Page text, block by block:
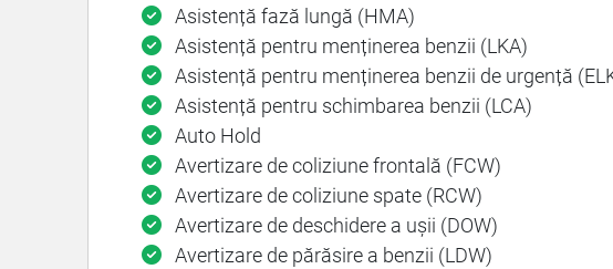
Asistență fază lungă (HMA)
Asistență pentru menținerea benzii (LKA)
Asistență pentru menținerea benzii de urgență
Asistență pentru schimbarea benzii (LCA)
Auto Hold
Avertizare de coliziune frontală (FCW)
Avertizare de coliziune spate (RCW)
Avertizare de deschidere a ușii (DOW)
Avertizare de părăsire a benzii (LDW)